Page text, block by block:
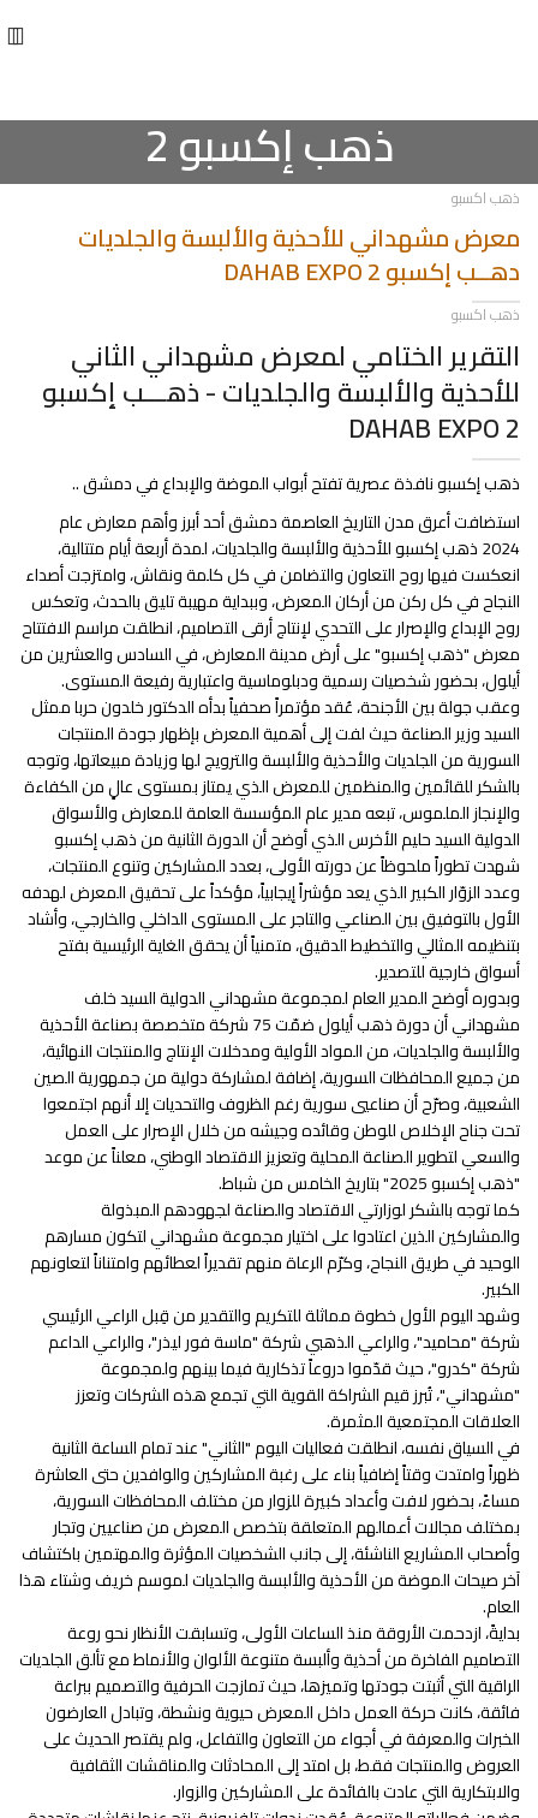
ذهب إكسبو 2
ذهب اكسبو
معرض مشهداني للأحذية والألبسة والجلديات
دهــب إكسبو DAHAB EXPO 2
ذهب اكسبو
التقرير الختامي لمعرض مشهداني الثاني
للأحذية والألبسة والجلديات - ذهـــب إكسبو
DAHAB EXPO 2
ذهب إكسبو نافذة عصرية تفتح أبواب الموضة والإبداع في دمشق ..
استضافت أعرق مدن التاريخ العاصمة دمشق أحد أبرز وأهم معارض عام
2024 ذهب إكسبو للأحذية والألبسة والجلديات، لمدة أربعة أيام متتالية،
انعكست فيها روح التعاون والتضامن في كل كلمة ونقاش، وامتزجت أصداء
النجاح في كل ركن من أركان المعرض، وببداية مهيبة تليق بالحدث، وتعكس
روح الإبداع والإصرار على التحدي لإنتاج أرقى التصاميم، انطلقت مراسم الافتتاح
معرض "ذهب إكسبو" على أرض مدينة المعارض، في السادس والعشرين من
أيلول، بحضور شخصيات رسمية ودبلوماسية واعتبارية رفيعة المستوى.
وعقب جولة بين الأجنحة، عُقد مؤتمراً صحفياً بدأه الدكتور خلدون حربا ممثل
السيد وزير الصناعة حيث لفت إلى أهمية المعرض بإظهار جودة المنتجات
السورية من الجلديات والأحذية والألبسة والترويج لها وزيادة مبيعاتها، وتوجه
بالشكر للقائمين والمنظمين للمعرض الذي يمتاز بمستوى عالٍ من الكفاءة
والإنجاز الملموس، تبعه مدير عام المؤسسة العامة للمعارض والأسواق
الدولية السيد حليم الأخرس الذي أوضح أن الدورة الثانية من ذهب إكسبو
شهدت تطوراً ملحوظاً عن دورته الأولى، بعدد المشاركين وتنوع المنتجات،
وعدد الزوّار الكبير الذي يعد مؤشراً إيجابياً، مؤكداً على تحقيق المعرض لهدفه
الأول بالتوفيق بين الصناعي والتاجر على المستوى الداخلي والخارجي، وأشاد
بتنظيمه المثالي والتخطيط الدقيق، متمنياً أن يحقق الغاية الرئيسية بفتح
أسواق خارجية للتصدير.
وبدوره أوضح المدير العام لمجموعة مشهداني الدولية السيد خلف
مشهداني أن دورة ذهب أيلول ضمّت 75 شركة متخصصة بصناعة الأحذية
والألبسة والجلديات، من المواد الأولية ومدخلات الإنتاج والمنتجات النهائية،
من جميع المحافظات السورية، إضافة لمشاركة دولية من جمهورية الصين
الشعبية، وصرّح أن صناعيي سورية رغم الظروف والتحديات إلا أنهم اجتمعوا
تحت جناح الإخلاص للوطن وقائده وجيشه من خلال الإصرار على العمل
والسعي لتطوير الصناعة المحلية وتعزيز الاقتصاد الوطني، معلناً عن موعد
"ذهب إكسبو 2025" بتاريخ الخامس من شباط.
كما توجه بالشكر لوزارتي الاقتصاد والصناعة لجهودهم المبذولة
والمشاركين الذين اعتادوا على اختيار مجموعة مشهداني لتكون مسارهم
الوحيد في طريق النجاح، وكرّم الرعاة منهم تقديراً لعطائهم وامتناناً لتعاونهم
الكبير.
وشهد اليوم الأول خطوة مماثلة للتكريم والتقدير من قِبل الراعي الرئيسي
شركة "محاميد"، والراعي الذهبي شركة "ماسة فور ليذر"، والراعي الداعم
شركة "كدرو"، حيث قدّموا دروعاً تذكارية فيما بينهم ولمجموعة
"مشهداني"، تُبرز قيم الشراكة القوية التي تجمع هذه الشركات وتعزز
العلاقات المجتمعية المثمرة.
في السياق نفسه، انطلقت فعاليات اليوم "الثاني" عند تمام الساعة الثانية
ظهراً وامتدت وقتاً إضافياً بناء على رغبة المشاركين والوافدين حتى العاشرة
مساءً، بحضور لافت وأعداد كبيرة للزوار من مختلف المحافظات السورية،
بمختلف مجالات أعمالهم المتعلقة بتخصص المعرض من صناعيين وتجار
وأصحاب المشاريع الناشئة، إلى جانب الشخصيات المؤثرة والمهتمين باكتشاف
آخر صيحات الموضة من الأحذية والألبسة والجلديات لموسم خريف وشتاء هذا
العام.
بدايةً، ازدحمت الأروقة منذ الساعات الأولى، وتسابقت الأنظار نحو روعة
التصاميم الفاخرة من أحذية وألبسة متنوعة الألوان والأنماط مع تألق الجلديات
الراقية التي أثبتت جودتها وتميزها، حيث تمازجت الحرفية والتصميم ببراعة
فائقة، كانت حركة العمل داخل المعرض حيوية ونشطة، وتبادل العارضون
الخبرات والمعرفة في أجواء من التعاون والتفاعل، ولم يقتصر الحديث على
العروض والمنتجات فقط، بل امتد إلى المحادثات والمناقشات الثقافية
والابتكارية التي عادت بالفائدة على المشاركين والزوار.